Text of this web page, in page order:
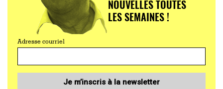
NOUVELLES TOUTES
LES SEMAINES !
Adresse courriel
Je m’inscris à la newsletter